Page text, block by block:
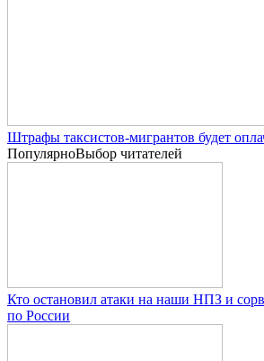
Штрафы таксистов-мигрантов будет
ПопулярноВыбор читателей
Кто остановил атаки на наши НПЗ и
по России